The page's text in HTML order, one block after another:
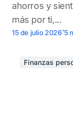
ahorros y
más por ti,...
15 de julio 2026.5
Finanzas